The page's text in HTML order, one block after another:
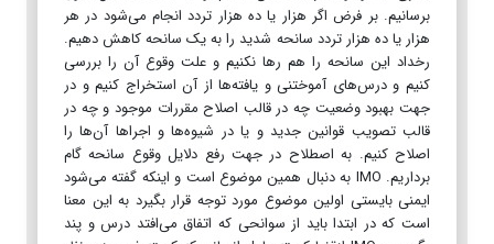
برسانیم. بر فرض اگر هزار یا ده هزار تردد انجام می‌شود در هر
هزار یا ده هزار تردد سانحه شدید را به یک سانحه کاهش دهیم.
رخداد این سانحه را هم رها نکنیم و علت وقوع آن را بررسی
کنیم و درس‌های آموختنی و یافته‌ها از آن استخراج کنیم و در
جهت بهبود وضعیت چه در قالب اصلاح مقررات موجود و چه در
قالب تصویب قوانین جدید و یا در شیوه‌ها و اجرا‌ها آن‌ها را
اصلاح کنیم. به اصطلاح در جهت رفع دلایل وقوع سانحه گام
برداریم. IMO به دنبال همین موضوع است و اینکه گفته می‌شود
ایمنی بایستی اولین موضوع مورد توجه قرار بگیرد به این معنا
است که در ابتدا باید از سوانحی که اتفاق می‌افتد درس و پند